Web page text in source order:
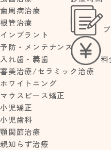
料
歯周病治療
根管治療
インプラント
予防・メンテナンス
入れ歯・義歯
審美治療/セラミック治療
ホワイトニング
マウスピース矯正
小児矯正
小児歯科
顎関節治療
親知らず治療
HOME> ブログ
【乳歯に隙間がない】永久歯の
【乳歯に隙間が
大丈夫？矯正は
法を解説
2025.07.15